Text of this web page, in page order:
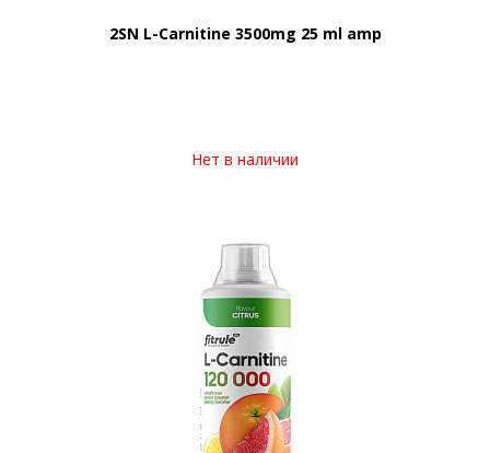
2SN L-Carnitine 3500mg 25 ml amp
Нет в наличии